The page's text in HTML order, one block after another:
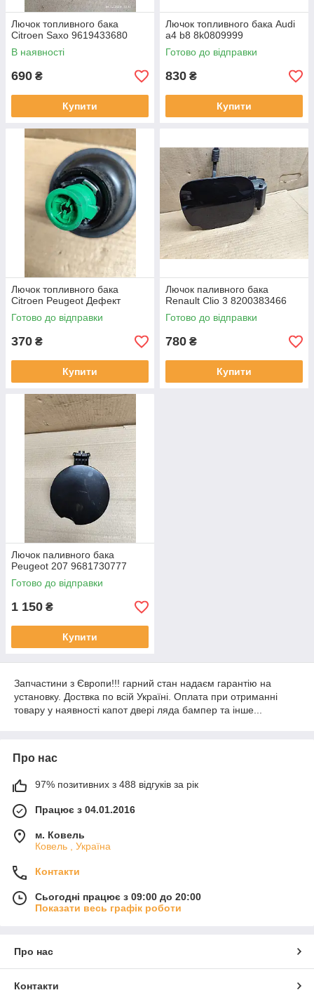
Лючок топливного бака
Citroen Saxo 9619433680
В наявності
690 ₴
Купити
Лючок топливного бака Audi
a4 b8 8k0809999
Готово до відправки
830 ₴
Купити
Лючок топливного бака
Citroen Peugeot Дефект
Готово до відправки
370 ₴
Купити
Лючок паливного бака
Renault Clio 3 8200383466
Готово до відправки
780 ₴
Купити
Лючок паливного бака
Peugeot 207 9681730777
Готово до відправки
1 150 ₴
Купити
Запчастини з Європи!!! гарний стан надаєм гарантію на
установку. Доствка по всій Україні. Оплата при отриманні
товару у наявності капот двері ляда бампер та інше...
Про нас
97% позитивних з 488 відгуків за рік
Працює з 04.01.2016
м. Ковель
Ковель , Україна
Контакти
Сьогодні працює з 09:00 до 20:00
Показати весь графік роботи
Про нас
Контакти